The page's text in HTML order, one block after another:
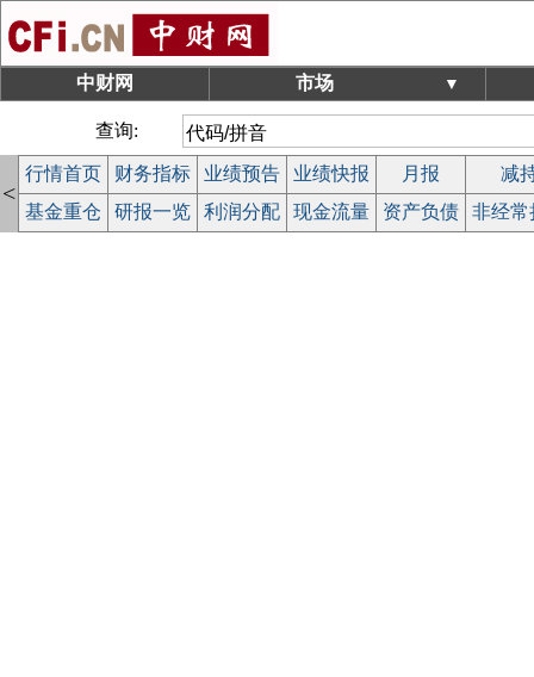
中财网 市场 ▼
查询:
<
行情首页 财务指标 业绩预告 业绩快报 月报
减
基金重仓
研报一览 利润分配 现金流量 资产负债 非经常